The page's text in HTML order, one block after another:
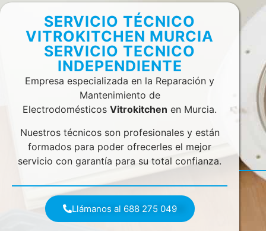
SERVICIO TÉCNICO
VITROKITCHEN MURCIA
SERVICIO TECNICO
INDEPENDIENTE
Empresa especializada en la Reparación y
Mantenimiento de
ElectrodomésticosVitrokitchen en Murcia.
Nuestros técnicos son profesionales y están
formados para poder ofrecerles el mejor
servicio con garantía para su total confianza.
Llámanos al 688 275 049